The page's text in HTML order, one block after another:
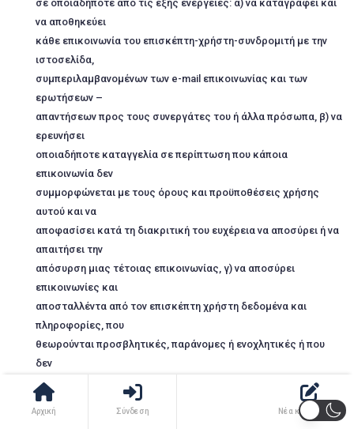
Αρχική Σύνδεση Νέα καταχώρηση
σε οποιαδήποτε από τις εξής ενέργειες: α) να καταγράφει και
να αποθηκεύει
κάθε επικοινωνία του επισκέπτη-χρήστη-συνδρομιτή με την
ιστοσελίδα,
συμπεριλαμβανομένων των e-mail επικοινωνίας και των
ερωτήσεων –
απαντήσεων προς τους συνεργάτες του ή άλλα πρόσωπα, β) να
ερευνήσει
οποιαδήποτε καταγγελία σε περίπτωση που κάποια
επικοινωνία δεν
συμμορφώνεται με τους όρους και προϋποθέσεις χρήσης
αυτού και να
αποφασίσει κατά τη διακριτική του ευχέρεια να αποσύρει ή να
απαιτήσει την
απόσυρση μιας τέτοιας επικοινωνίας, γ) να αποσύρει
επικοινωνίες και
αποσταλλέντα από τον επισκέπτη χρήστη δεδομένα και
πληροφορίες, που
θεωρούνται προσβλητικές, παράνομες ή ενοχλητικές ή που
δεν
συμμορφώνονται με τους όρους και προϋποθέσεις χρήσεως
του tripntravel.gr δ)